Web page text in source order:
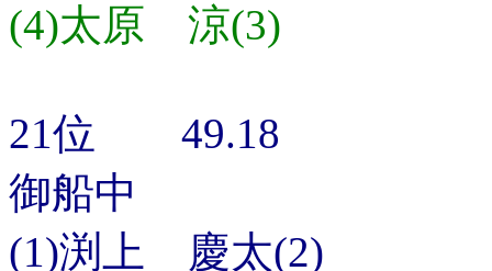
(4)太原 涼(3)
21位 49.18
御船中
(1)渕上 慶太(2)